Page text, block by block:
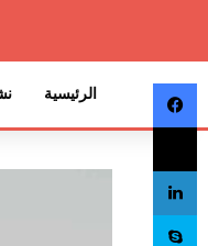
الرئيسية
فيسبوك
‫X
لينكدإن
سكايب